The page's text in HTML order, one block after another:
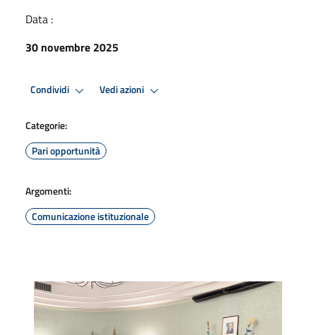
Data :
30 novembre 2025
Condividi Vedi azioni
Categorie:
Pari opportunità
Argomenti:
Comunicazione istituzionale